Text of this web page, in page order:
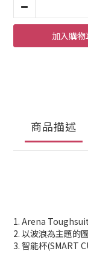
加入購物
商品描述
1. Arena
2. 以波浪為主題的
3. 智能杯(SMART